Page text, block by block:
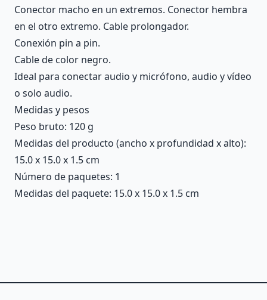
Conector macho en un extremos. Conector hembra
en el otro extremo. Cable prolongador.
Conexión pin a pin.
Cable de color negro.
Ideal para conectar audio y micrófono, audio y vídeo
o solo audio.
Medidas y pesos
Peso bruto: 120 g
Medidas del producto (ancho x profundidad x alto):
15.0 x 15.0 x 1.5 cm
Número de paquetes: 1
Medidas del paquete: 15.0 x 15.0 x 1.5 cm